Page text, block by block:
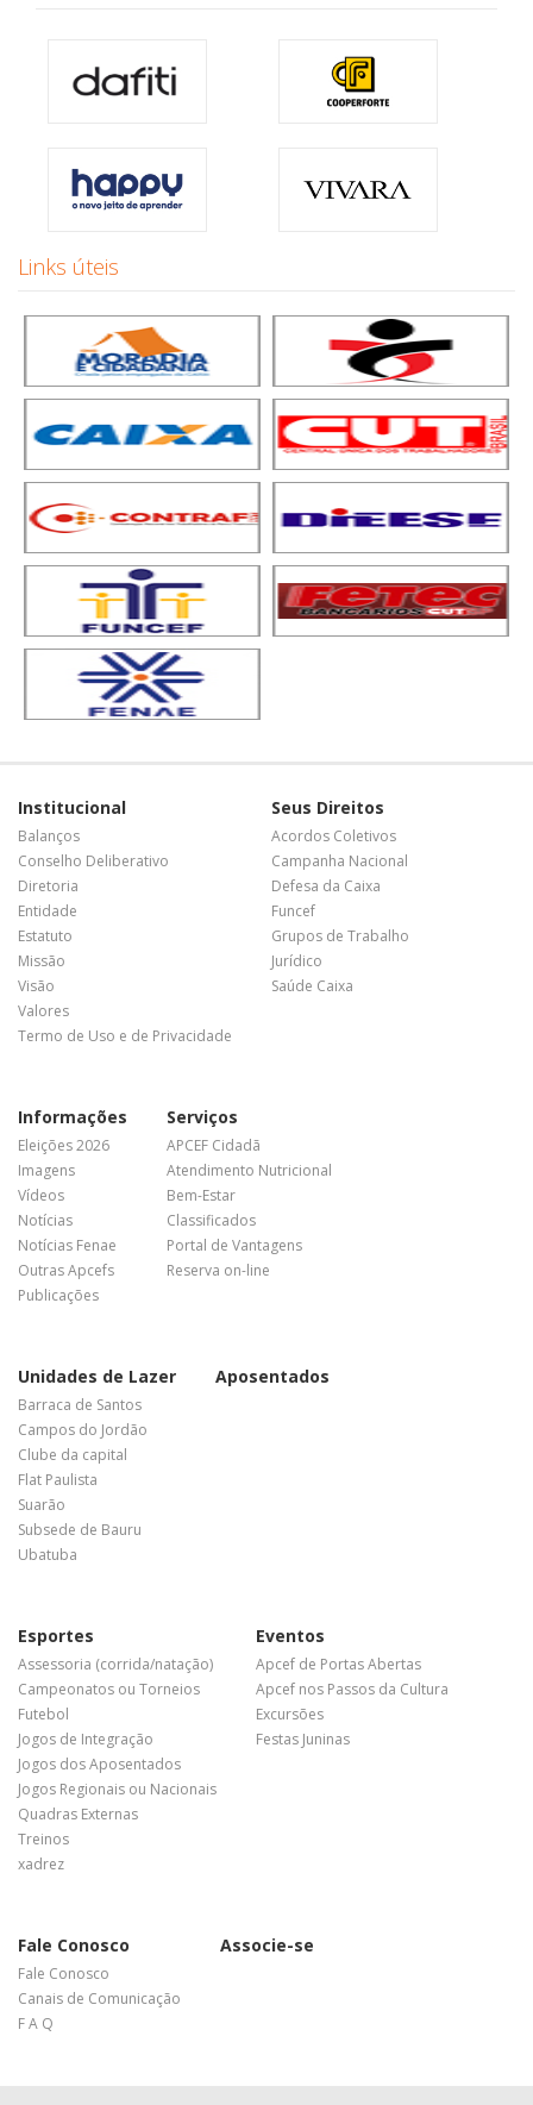
Links úteis
Institucional
Balanços
Conselho Deliberativo
Diretoria
Entidade
Estatuto
Missão
Visão
Valores
Termo de Uso e de Privacidade
Seus Direitos
Acordos Coletivos
Campanha Nacional
Defesa da Caixa
Funcef
Grupos de Trabalho
Jurídico
Saúde Caixa
Informações
Eleições 2026
Imagens
Vídeos
Notícias
Notícias Fenae
Outras Apcefs
Publicações
Serviços
APCEF Cidadã
Atendimento Nutricional
Bem-Estar
Classificados
Portal de Vantagens
Reserva on-line
Unidades de Lazer
Barraca de Santos
Campos do Jordão
Clube da capital
Flat Paulista
Suarão
Subsede de Bauru
Ubatuba
Aposentados
Esportes
Assessoria (corrida/natação)
Campeonatos ou Torneios
Futebol
Jogos de Integração
Jogos dos Aposentados
Jogos Regionais ou Nacionais
Quadras Externas
Treinos
xadrez
Eventos
Apcef de Portas Abertas
Apcef nos Passos da Cultura
Excursões
Festas Juninas
Fale Conosco
Fale Conosco
Canais de Comunicação
F A Q
Associe-se